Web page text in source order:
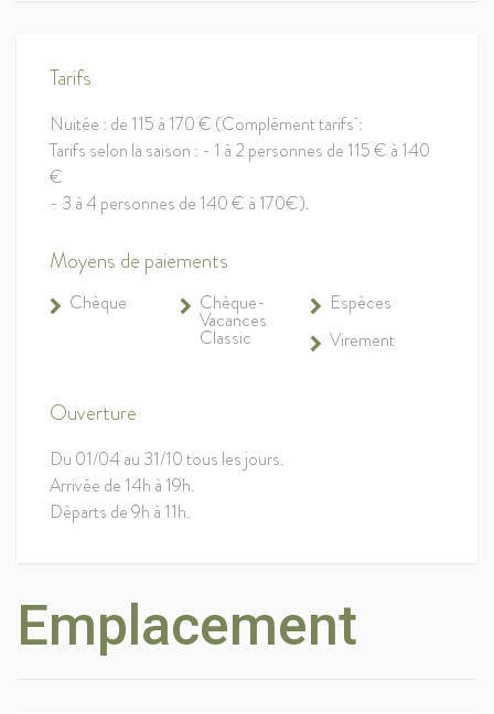
Tarifs
Nuitée : de 115 à 170 € (Complément tarifs :
Tarifs selon la saison : - 1 à 2 personnes de 115 € à 140
€
- 3 à 4 personnes de 140 € à 170€).
Moyens de paiements
Chèque Chèque-
Vacances
Classic
Espèces
Virement
Ouverture
Du 01/04 au 31/10 tous les jours.
Arrivée de 14h à 19h.
Départs de 9h à 11h.
Emplacement